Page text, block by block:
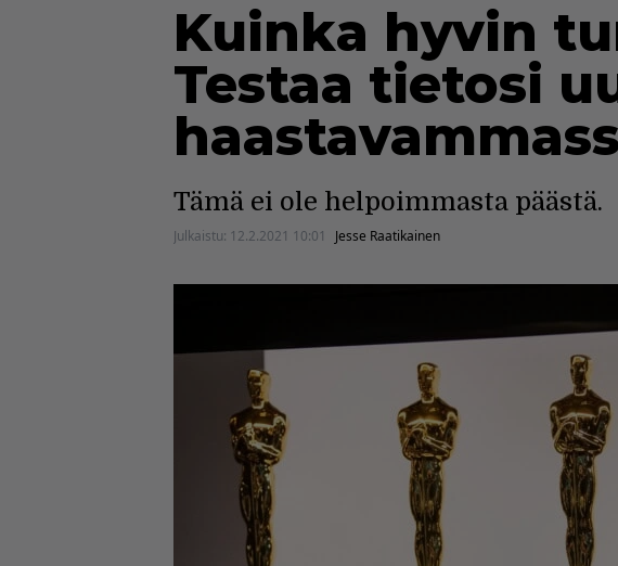
Kuinka hyvin
Testaa tietosi
Tämä ei ole helpoimmasta päästä.
Julkaistu: 12.2.2021 10:01 Jesse Raatikainen